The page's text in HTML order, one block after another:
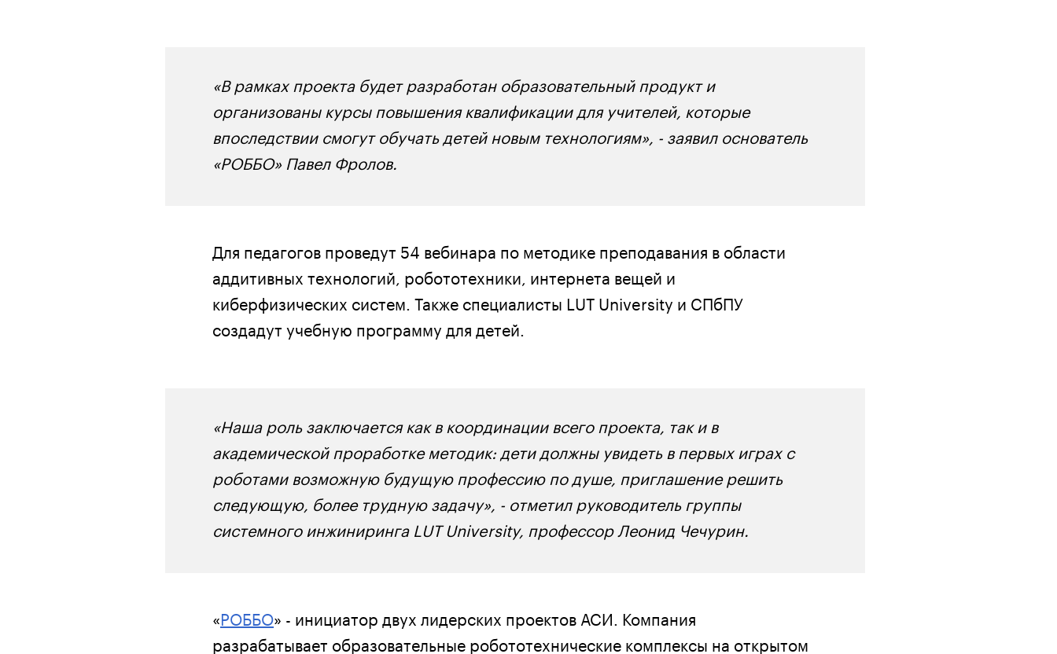
«В рамках проекта будет разработан образовательный продукт и
организованы курсы повышения квалификации для учителей, которые
впоследствии смогут обучать детей новым технологиям», - заявил основатель
«РОББО» Павел Фролов.
Для педагогов проведут 54 вебинара по методике преподавания в области
аддитивных технологий, робототехники, интернета вещей и
киберфизических систем. Также специалисты LUT University и СПбПУ
создадут учебную программу для детей.
«Наша роль заключается как в координации всего проекта, так и в
академической проработке методик: дети должны увидеть в первых играх с
роботами возможную будущую профессию по душе, приглашение решить
следующую, более трудную задачу», - отметил руководитель группы
системного инжиниринга LUT University, профессор Леонид Чечурин.
«РОББО» - инициатор двух лидерских проектов АСИ. Компания
разрабатывает образовательные робототехнические комплексы на открытом